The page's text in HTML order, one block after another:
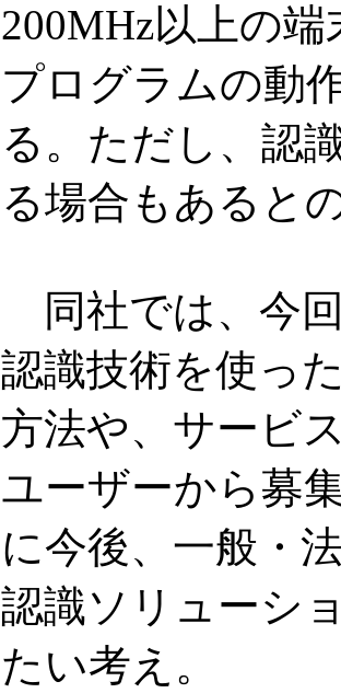
200MHz以上の
プログラムの動
る。ただし、認
る場合もあると
同社では、今
認識技術を使っ
方法や、サービ
ユーザーから募
に今後、一般・
認識ソリューシ
たい考え。